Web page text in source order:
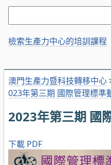
澳門生產力暨科技轉移中心
023年第三期 國際管理標準
2023年第三期 國
下載 PDF
檢索生產力中心的培訓課程